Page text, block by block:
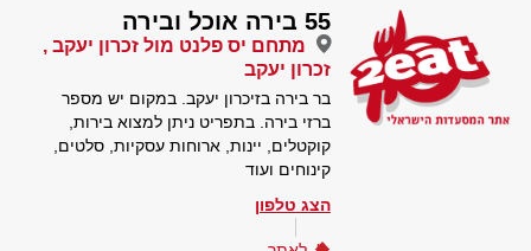
55 בירה אוכל ובירה
מתחם יס פלנט מול זכרון יעקב ,
זכרון יעקב
בר בירה בזיכרון יעקב. במקום יש מספר
ברזי בירה. בתפריט ניתן למצוא בירות,
קוקטלים, יינות, ארוחות עסקיות, סלטים,
קינוחים ועוד
הצג טלפון